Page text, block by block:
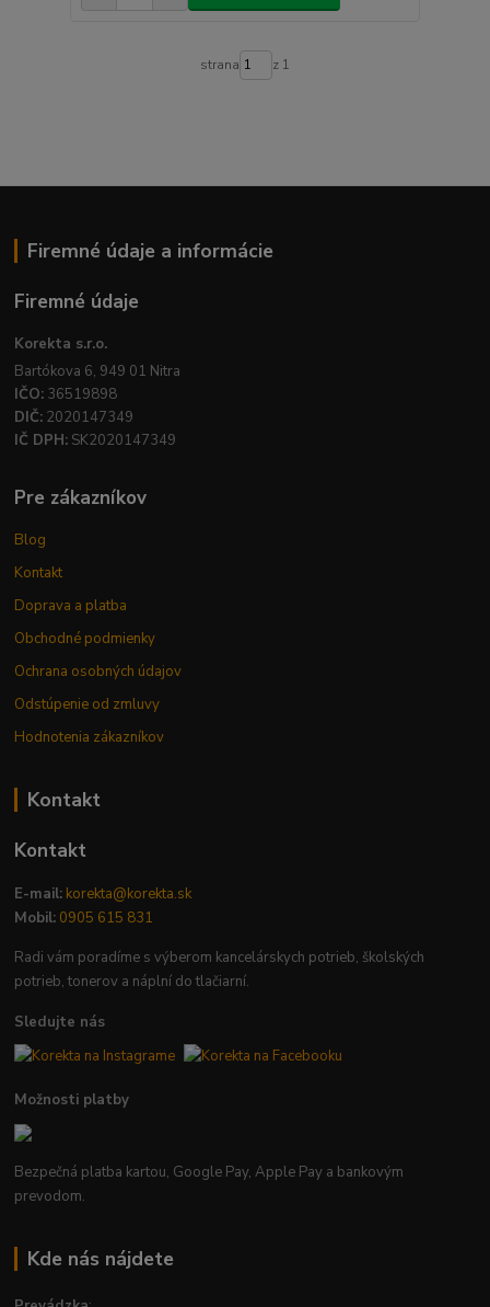
strana z 1
Firemné údaje a informácie
Firemné údaje
Korekta s.r.o.
Bartókova 6, 949 01 Nitra
IČO: 36519898
DIČ: 2020147349
IČ DPH: SK2020147349
Pre zákazníkov
Blog
Kontakt
Doprava a platba
Obchodné podmienky
Ochrana osobných údajov
Odstúpenie od zmluvy
Hodnotenia zákazníkov
Kontakt
Kontakt
E-mail: korekta@korekta.sk
Mobil: 0905 615 831
Radi vám poradíme s výberom kancelárskych potrieb, školských
potrieb, tonerov a náplní do tlačiarní.
Sledujte nás
Možnosti platby
Bezpečná platba kartou, Google Pay, Apple Pay a bankovým
prevodom.
Kde nás nájdete